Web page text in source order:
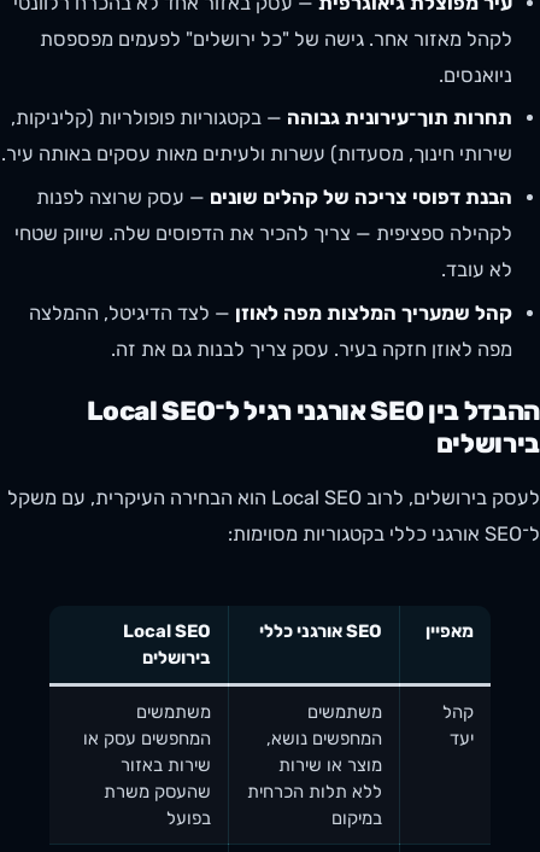
לקהל מאזור אחר. גישה של "כל ירושלים" לפעמים מפספסת
ניואנסים.
תחרות תוך־עירונית גבוהה — בקטגוריות פופולריות (קליניקות,
שירותי חינוך, מסעדות) עשרות ולעיתים מאות עסקים באותה עיר.
הבנת דפוסי צריכה של קהלים שונים — עסק שרוצה לפנות
לקהילה ספציפית — צריך להכיר את הדפוסים שלה. שיווק שטחי
לא עובד.
קהל שמעריך המלצות מפה לאוזן — לצד הדיגיטל, ההמלצה
מפה לאוזן חזקה בעיר. עסק צריך לבנות גם את זה.
ההבדל בין SEO אורגני רגיל ל־Local SEO
בירושלים
לעסק בירושלים, לרוב Local SEO הוא הבחירה העיקרית, עם משקל
ל־SEO אורגני כללי בקטגוריות מסוימות:
מאפיין SEO אורגני כללי
Local SEO
בירושלים
קהל
יעד
משתמשים
המחפשים נושא,
מוצר או שירות
ללא תלות הכרחית
במיקום
משתמשים
המחפשים עסק או
שירות באזור
שהעסק משרת
בפועל